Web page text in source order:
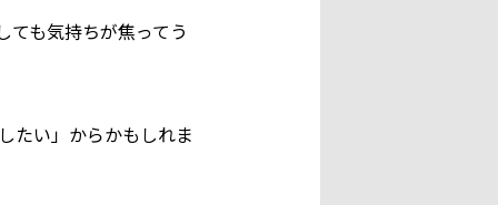
ても気持ちが焦ってう
たい」からかもしれま